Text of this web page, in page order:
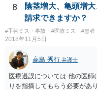
の対象になってきます。 あ
案に必ずしも当てはまるも
見ると、白内障の手術に失敗
案の場合、800万円程度の慰
事故の場合、相手が保険を使
円滑に進めるためには早期に
と思います。
8
陰茎増大、亀頭増
請求できますか？
#手術ミス・事故 #医療ミス #患者
2018年11月5日
高島 秀行 弁護士
医療過誤については 他の医
りを指摘してもらう必要があ